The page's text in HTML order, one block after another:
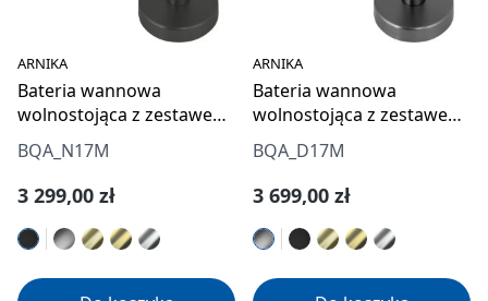
ARNIKA
Bateria wannowa
wolnostojąca z zestawem
prysznicowym
BQA_N17M
Cena regularna:
3 299,00 zł
ARNIKA
Bateria wannowa
wolnostojąca z zestawem
prysznicowym
BQA_D17M
Cena regularna:
3 699,00 zł